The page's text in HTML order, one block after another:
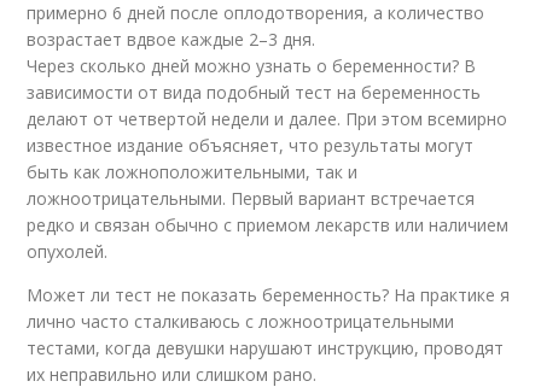
примерно 6 дней после оплодотворения, а количество
возрастает вдвое каждые 2–3 дня.
Через сколько дней можно узнать о беременности? В
зависимости от вида подобный тест на беременность
делают от четвертой недели и далее. При этом всемирно
известное издание объясняет, что результаты могут
быть как ложноположительными, так и
ложноотрицательными. Первый вариант встречается
редко и связан обычно с приемом лекарств или наличием
опухолей.
Может ли тест не показать беременность? На практике я
лично часто сталкиваюсь с ложноотрицательными
тестами, когда девушки нарушают инструкцию, проводят
их неправильно или слишком рано.